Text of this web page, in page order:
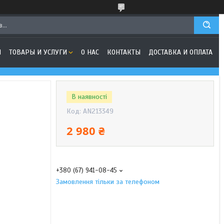
ТОВАРЫ И УСЛУГИ О НАС КОНТАКТЫ ДОСТАВКА И ОПЛАТА
В наявності
Код: AN213349
2 980 ₴
+380 (67) 941-08-45
Замовлення тільки за телефоном